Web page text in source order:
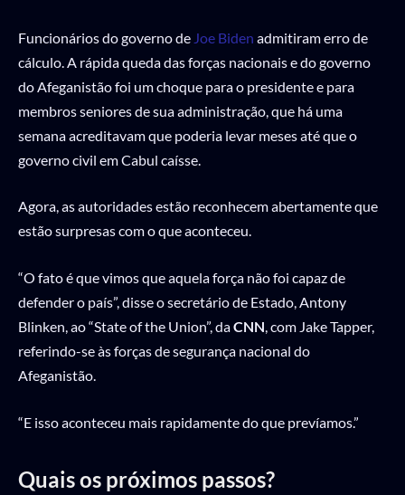
Funcionários do governo de Joe Biden admitiram erro de
cálculo. A rápida queda das forças nacionais e do governo
do Afeganistão foi um choque para o presidente e para
membros seniores de sua administração, que há uma
semana acreditavam que poderia levar meses até que o
governo civil em Cabul caísse.
Agora, as autoridades estão reconhecem abertamente que
estão surpresas com o que aconteceu.
“O fato é que vimos que aquela força não foi capaz de
defender o país”, disse o secretário de Estado, Antony
Blinken, ao “State of the Union”, daCNN, com Jake Tapper,
referindo-se às forças de segurança nacional do
Afeganistão.
“E isso aconteceu mais rapidamente do que prevíamos.”
Quais os próximos passos?